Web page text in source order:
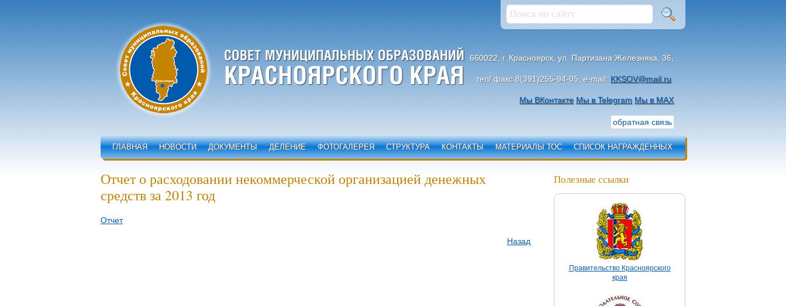
660022, г. Красноярск, ул. Партизана Железняка, 36,
тел/ факс 8(391)255-94-05, e-mail: KKSOV@mail.ru
Мы ВКонтакте Мы в Telegram Мы в МАХ
обратная связь
ГЛАВНАЯ НОВОСТИ ДОКУМЕНТЫ ДЕЛЕНИЕ ФОТОГАЛЕРЕЯ СТРУКТУРА КОНТАКТЫ МАТЕРИАЛЫ ТОС СПИСОК НАГРАЖДЕННЫХ
Отчет о расходовании некоммерческой организацией денежных
средств за 2013 год
Отчет
Назад
Полезные ссылки
Правительство Красноярского
края